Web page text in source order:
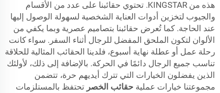
هذه من KINGSTAR. تحتوي حقائبنا على عدد من الأقسام
والجيوب لتخزين أدوات العناية الشخصية لسهولة الوصول إليها
عند الحاجة. كما تُعرض حقائبنا بتصاميم عصرية وبما يكفي من
الألوان لتكون الملحق المفضل للرجال أثناء السفر. سواء كانت
رحلة عمل أو عطلة نهاية أسبوع، فلدينا الحقائب المثالية للحلاقة
تناسب جميع الرجال دائمًا في الحركة. بالإضافة إلى ذلك، لأولئك
الذين يفضلون الخيارات التي تترك أيديهم حرة، تتضمن
مجموعتنا خيارات عملية حقائب الخصر تحتفظ بالمستلزمات